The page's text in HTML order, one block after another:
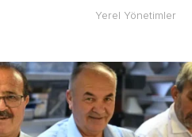
Yerel Yönetimler